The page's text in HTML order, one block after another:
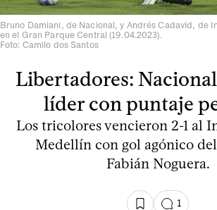
Bruno Damiani, de Nacional, y Andrés Cadavid, de
en el Gran Parque Central (19.04.2023).
Foto: Camilo dos Santos
Libertadores: Nacional
líder con puntaje
Los tricolores vencieron 2-1 al
Medellín con gol agónico
Fabián Noguera.
1